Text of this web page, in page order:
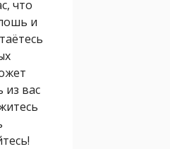
что
и
из вас